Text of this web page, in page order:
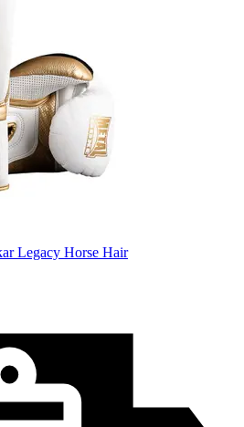
Legacy Horse Hair